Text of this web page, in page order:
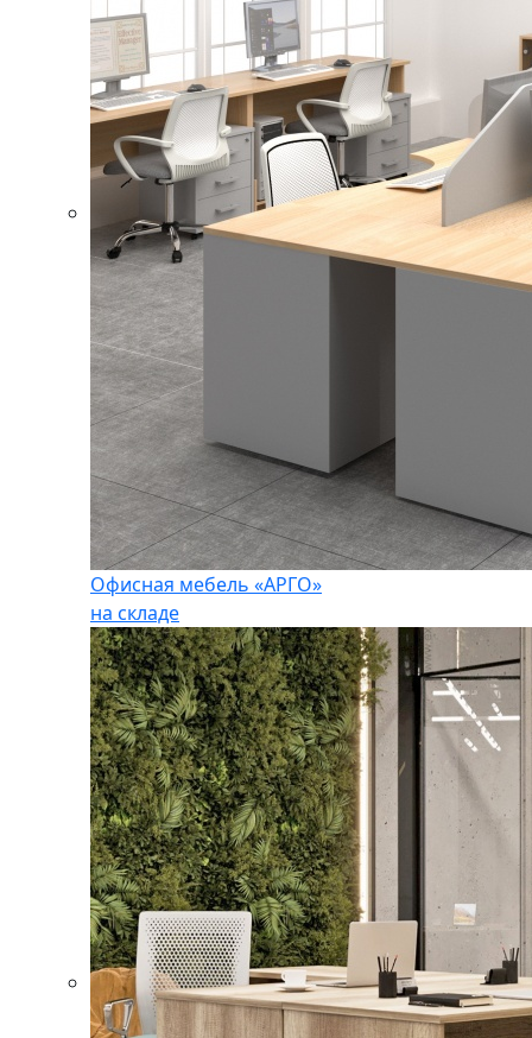
Офисная мебель «АРГО»
на складе